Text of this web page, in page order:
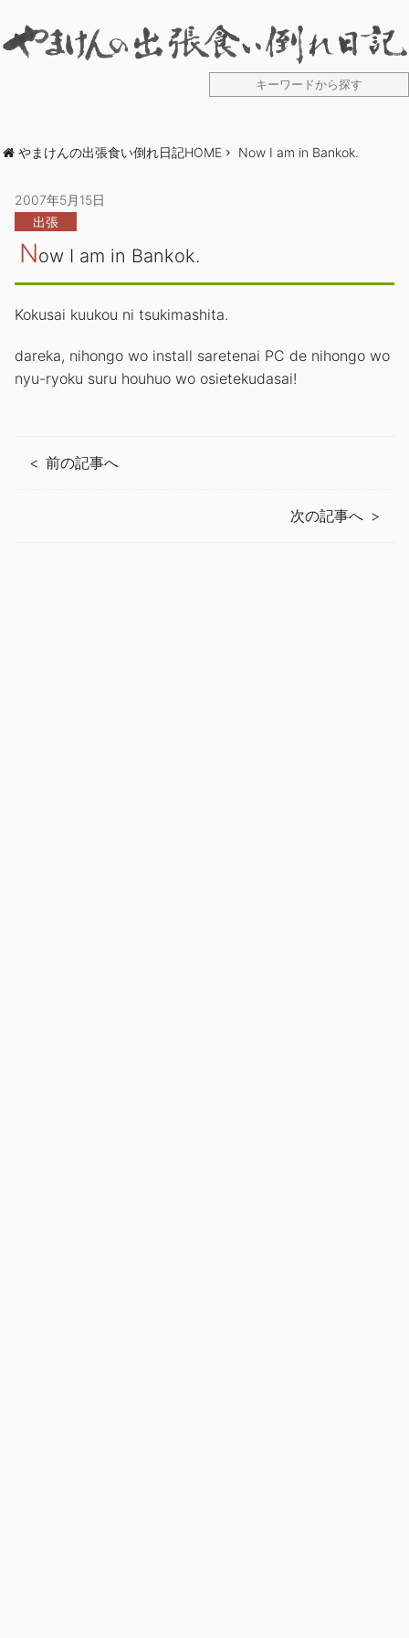
やまけんの出張食い倒れ日記HOME Now I am in Bankok.
2007年5月15日
出張
Now I am in Bankok.
Kokusai kuukou ni tsukimashita.
dareka, nihongo wo install saretenai PC de nihongo wo
nyu-ryoku suru houhuo wo osietekudasai!
前の記事へ
次の記事へ